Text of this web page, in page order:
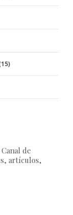
de
artículos,